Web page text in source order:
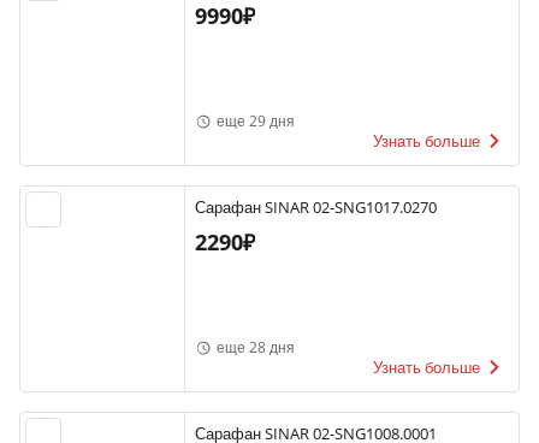
9990₽
еще 29 дня
Узнать больше
Сарафан SINAR 02-SNG1017.0270
2290₽
еще 28 дня
Узнать больше
Сарафан SINAR 02-SNG1008.0001